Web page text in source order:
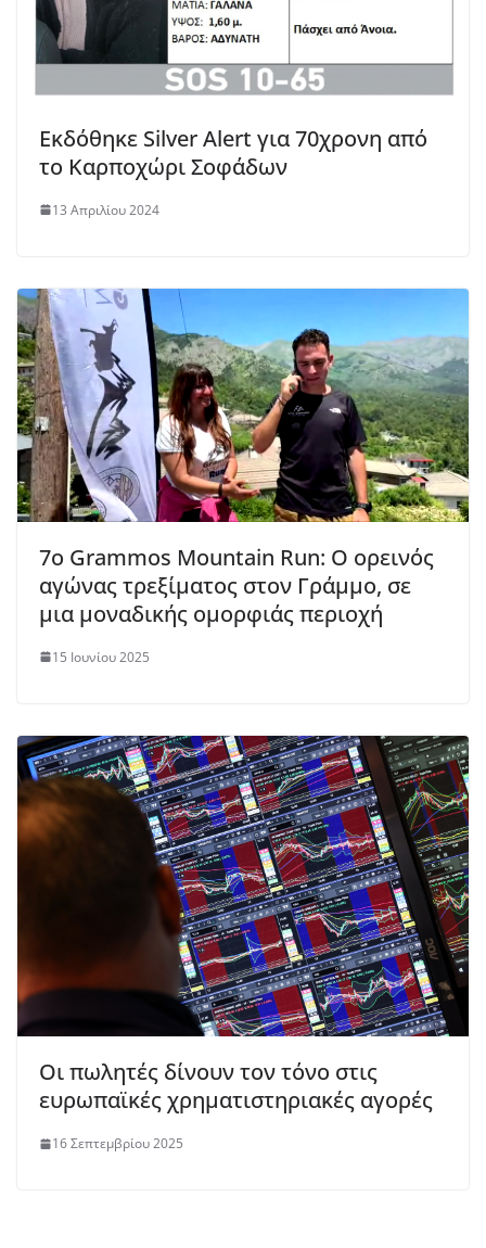
Εκδόθηκε Silver Alert για 70χρονη από
το Καρποχώρι Σοφάδων
13 Απριλίου 2024
7ο Grammos Mountain Run: Ο ορεινός
αγώνας τρεξίματος στον Γράμμο, σε
μια μοναδικής ομορφιάς περιοχή
15 Ιουνίου 2025
Οι πωλητές δίνουν τον τόνο στις
ευρωπαϊκές χρηματιστηριακές αγορές
16 Σεπτεμβρίου 2025